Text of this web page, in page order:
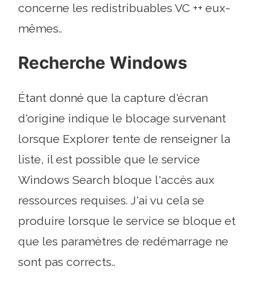
concerne les redistribuables VC ++ eux-
mêmes..
Recherche Windows
Étant donné que la capture d'écran
d'origine indique le blocage survenant
lorsque Explorer tente de renseigner la
liste, il est possible que le service
Windows Search bloque l'accès aux
ressources requises. J'ai vu cela se
produire lorsque le service se bloque et
que les paramètres de redémarrage ne
sont pas corrects..